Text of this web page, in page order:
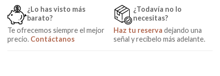
¿Lo has visto más
barato?
Te ofrecemos siempre el mejor
precio. Contáctanos
¿Todavía no lo
necesitas?
Haz tu reserva dejando una
señal y recíbelo más adelante.